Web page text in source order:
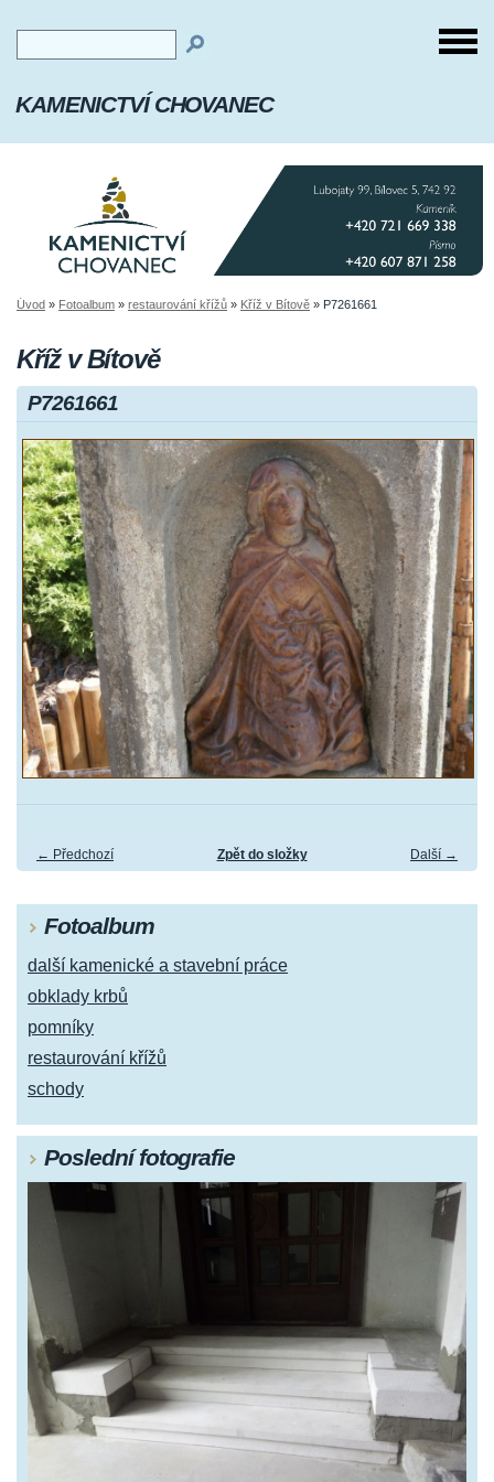
KAMENICTVÍ CHOVANEC
Úvod » Fotoalbum » restaurování křížů » Kříž v Bítově » P7261661
Kříž v Bítově
P7261661
← Předchozí Další →
Zpět do složky
Fotoalbum
další kamenické a stavební práce
obklady krbů
pomníky
restaurování křížů
schody
Poslední fotografie